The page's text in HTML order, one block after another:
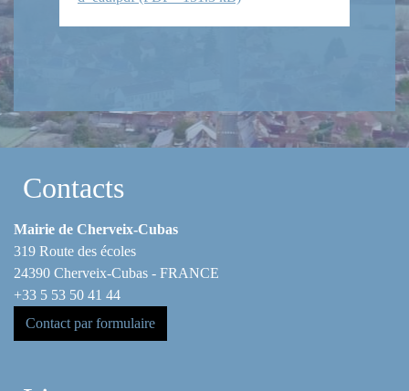
Contacts
Mairie de Cherveix-Cubas
319 Route des écoles
24390 Cherveix-Cubas - FRANCE
+33 5 53 50 41 44
Contact par formulaire